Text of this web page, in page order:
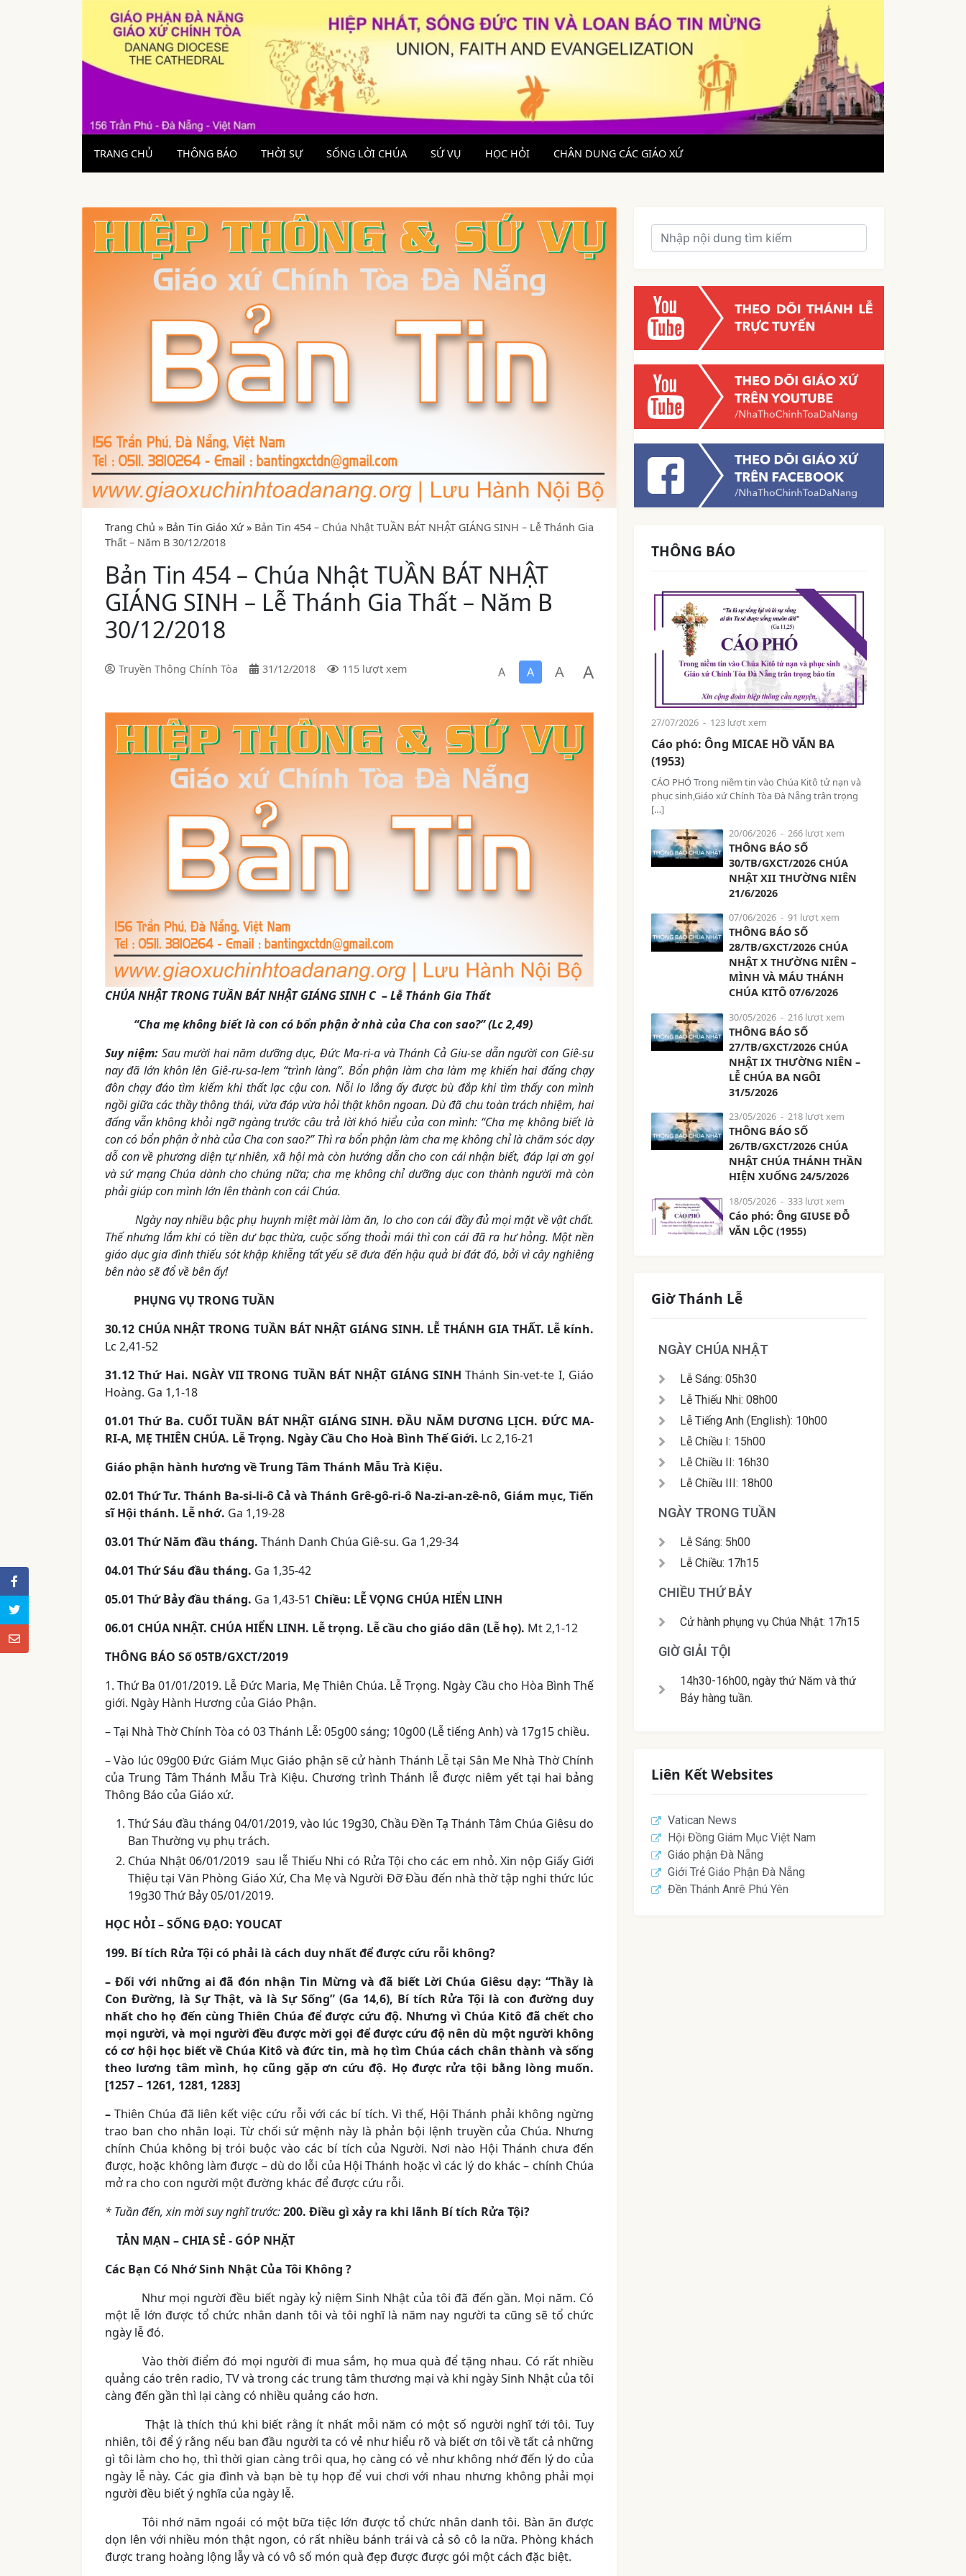
TRANG CHỦ THÔNG BÁO THỜI SỰ SỐNG LỜI CHÚA SỨ VỤ HỌC HỎI CHÂN DUNG CÁC GIÁO XỨ
Trang Chủ » Bản Tin Giáo Xứ » Bản Tin 454 – Chúa Nhật TUẦN BÁT NHẬT GIÁNG SINH – Lễ Thánh Gia
Thất – Năm B 30/12/2018
Bản Tin 454 – Chúa Nhật TUẦN BÁT NHẬT
GIÁNG SINH – Lễ Thánh Gia Thất – Năm B
30/12/2018
Truyền Thông Chính Tòa 31/12/2018 115 lượt xem A A A A
CHÚA NHẬT TRONG TUẦN BÁT NHẬT GIÁNG SINH C – Lễ Thánh Gia Thất
“Cha mẹ không biết là con có bổn phận ở nhà của Cha con sao?” (Lc 2,49)
Suy niệm: Sau mười hai năm dưỡng dục, Đức Ma-ri-a và Thánh Cả Giu-se dẫn người con Giê-su
nay đã lớn khôn lên Giê-ru-sa-lem “trình làng”. Bổn phận làm cha làm mẹ khiến hai đấng chạy
đôn chạy đáo tìm kiếm khi thất lạc cậu con. Nỗi lo lắng ấy được bù đắp khi tìm thấy con mình
ngồi giữa các thầy thông thái, vừa đáp vừa hỏi thật khôn ngoan. Dù đã chu toàn trách nhiệm, hai
đấng vẫn không khỏi ngỡ ngàng trước câu trả lời khó hiểu của con mình: “Cha mẹ không biết là
con có bổn phận ở nhà của Cha con sao?” Thì ra bổn phận làm cha mẹ không chỉ là chăm sóc dạy
dỗ con về phương diện tự nhiên, xã hội mà còn hướng dẫn cho con cái nhận biết, đáp lại ơn gọi
và sứ mạng Chúa dành cho chúng nữa; cha mẹ không chỉ dưỡng dục con thành người mà còn
phải giúp con mình lớn lên thành con cái Chúa.
Ngày nay nhiều bậc phụ huynh miệt mài làm ăn, lo cho con cái đầy đủ mọi mặt về vật chất.
Thế nhưng lắm khi có tiền dư bạc thừa, cuộc sống thoải mái thì con cái đã ra hư hỏng. Một nền
giáo dục gia đình thiếu sót khập khiễng tất yếu sẽ đưa đến hậu quả bi đát đó, bởi vì cây nghiêng
bên nào sẽ đổ về bên ấy!
PHỤNG VỤ TRONG TUẦN
30.12 CHÚA NHẬT TRONG TUẦN BÁT NHẬT GIÁNG SINH. LỄ THÁNH GIA THẤT. Lễ kính.
Lc 2,41-52
31.12 Thứ Hai. NGÀY VII TRONG TUẦN BÁT NHẬT GIÁNG SINH Thánh Sin-vet-te I, Giáo
Hoàng. Ga 1,1-18
01.01 Thứ Ba. CUỐI TUẦN BÁT NHẬT GIÁNG SINH. ĐẦU NĂM DƯƠNG LỊCH. ĐỨC MA-
RI-A, MẸ THIÊN CHÚA. Lễ Trọng. Ngày Cầu Cho Hoà Bình Thế Giới. Lc 2,16-21
Giáo phận hành hương về Trung Tâm Thánh Mẫu Trà Kiệu.
02.01 Thứ Tư. Thánh Ba-si-li-ô Cả và Thánh Grê-gô-ri-ô Na-zi-an-zê-nô, Giám mục, Tiến
sĩ Hội thánh. Lễ nhớ. Ga 1,19-28
03.01 Thứ Năm đầu tháng. Thánh Danh Chúa Giê-su. Ga 1,29-34
04.01 Thứ Sáu đầu tháng. Ga 1,35-42
05.01 Thứ Bảy đầu tháng. Ga 1,43-51 Chiều: LỄ VỌNG CHÚA HIỂN LINH
06.01 CHÚA NHẬT. CHÚA HIỂN LINH. Lễ trọng. Lễ cầu cho giáo dân (Lễ họ). Mt 2,1-12
THÔNG BÁO Số 05TB/GXCT/2019
1. Thứ Ba 01/01/2019. Lễ Đức Maria, Mẹ Thiên Chúa. Lễ Trọng. Ngày Cầu cho Hòa Bình Thế
giới. Ngày Hành Hương của Giáo Phận.
– Tại Nhà Thờ Chính Tòa có 03 Thánh Lễ: 05g00 sáng; 10g00 (Lễ tiếng Anh) và 17g15 chiều.
– Vào lúc 09g00 Đức Giám Mục Giáo phận sẽ cử hành Thánh Lễ tại Sân Me Nhà Thờ Chính
của Trung Tâm Thánh Mẫu Trà Kiệu. Chương trình Thánh lễ được niêm yết tại hai bảng
Thông Báo của Giáo xứ.
Thứ Sáu đầu tháng 04/01/2019, vào lúc 19g30, Chầu Đền Tạ Thánh Tâm Chúa Giêsu do
Ban Thường vụ phụ trách.
Chúa Nhật 06/01/2019 sau lễ Thiếu Nhi có Rửa Tội cho các em nhỏ. Xin nộp Giấy Giới
Thiệu tại Văn Phòng Giáo Xứ, Cha Mẹ và Người Đỡ Đầu đến nhà thờ tập nghi thức lúc
19g30 Thứ Bảy 05/01/2019.
HỌC HỎI – SỐNG ĐẠO: YOUCAT
199. Bí tích Rửa Tội có phải là cách duy nhất để được cứu rỗi không?
– Đối với những ai đã đón nhận Tin Mừng và đã biết Lời Chúa Giêsu dạy: “Thầy là
Con Đường, là Sự Thật, và là Sự Sống” (Ga 14,6), Bí tích Rửa Tội là con đường duy
nhất cho họ đến cùng Thiên Chúa để được cứu độ. Nhưng vì Chúa Kitô đã chết cho
mọi người, và mọi người đều được mời gọi để được cứu độ nên dù một người không
có cơ hội học biết về Chúa Kitô và đức tin, mà họ tìm Chúa cách chân thành và sống
theo lương tâm mình, họ cũng gặp ơn cứu độ. Họ được rửa tội bằng lòng muốn.
[1257 – 1261, 1281, 1283]
– Thiên Chúa đã liên kết việc cứu rỗi với các bí tích. Vì thế, Hội Thánh phải không ngừng
trao ban cho nhân loại. Từ chối sứ mệnh này là phản bội lệnh truyền của Chúa. Nhưng
chính Chúa không bị trói buộc vào các bí tích của Người. Nơi nào Hội Thánh chưa đến
được, hoặc không làm được – dù do lỗi của Hội Thánh hoặc vì các lý do khác – chính Chúa
mở ra cho con người một đường khác để được cứu rỗi.
* Tuần đến, xin mời suy nghĩ trước:200. Điều gì xảy ra khi lãnh Bí tích Rửa Tội?
TẢN MẠN – CHIA SẺ ­- GÓP NHẶT
Các Bạn Có Nhớ Sinh Nhật Của Tôi Không ?
Như mọi người đều biết ngày kỷ niệm Sinh Nhật của tôi đã đến gần. Mọi năm. Có
một lễ lớn được tổ chức nhân danh tôi và tôi nghĩ là năm nay người ta cũng sẽ tổ chức
ngày lễ đó.
Vào thời điểm đó mọi người đi mua sắm, họ mua quà để tặng nhau. Có rất nhiều
quảng cáo trên radio, TV và trong các trung tâm thương mại và khi ngày Sinh Nhật của tôi
càng đến gần thì lại càng có nhiều quảng cáo hơn.
Thật là thích thú khi biết rằng ít nhất mỗi năm có một số người nghĩ tới tôi. Tuy
nhiên, tôi để ý rằng nếu ban đầu người ta có vẻ như hiểu rõ và biết ơn tôi về tất cả những
gì tôi làm cho họ, thì thời gian càng trôi qua, họ càng có vẻ như không nhớ đến lý do của
ngày lễ này. Các gia đình và bạn bè tụ họp để vui chơi với nhau nhưng không phải mọi
người đều biết ý nghĩa của ngày lễ.
Tôi nhớ năm ngoái có một bữa tiệc lớn được tổ chức nhân danh tôi. Bàn ăn được
dọn lên với nhiều món thật ngon, có rất nhiều bánh trái và cả sô cô la nữa. Phòng khách
được trang hoàng lộng lẫy và có vô số món quà đẹp được được gói một cách đặc biệt.
THÔNG BÁO
27/07/2026 - 123 lượt xem
Cáo phó: Ông MICAE HỒ VĂN BA
(1953)
CÁO PHÓ Trong niềm tin vào Chúa Kitô tử nạn và
phục sinh,Giáo xứ Chính Tòa Đà Nẵng trân trọng
[…]
20/06/2026- 266 lượt xem
THÔNG BÁO SỐ
30/TB/GXCT/2026 CHÚA
NHẬT XII THƯỜNG NIÊN
21/6/2026
07/06/2026- 91 lượt xem
THÔNG BÁO SỐ
28/TB/GXCT/2026 CHÚA
NHẬT X THƯỜNG NIÊN –
MÌNH VÀ MÁU THÁNH
CHÚA KITÔ 07/6/2026
30/05/2026- 216 lượt xem
THÔNG BÁO SỐ
27/TB/GXCT/2026 CHÚA
NHẬT IX THƯỜNG NIÊN –
LỄ CHÚA BA NGÔI
31/5/2026
23/05/2026- 218 lượt xem
THÔNG BÁO SỐ
26/TB/GXCT/2026 CHÚA
NHẬT CHÚA THÁNH THẦN
HIỆN XUỐNG 24/5/2026
18/05/2026- 333 lượt xem
Cáo phó: Ông GIUSE ĐỖ
VĂN LỘC (1955)
Giờ Thánh Lễ
NGÀY CHÚA NHẬT
Lễ Sáng: 05h30
Lễ Thiếu Nhi: 08h00
Lễ Tiếng Anh (English): 10h00
Lễ Chiều I: 15h00
Lễ Chiều II: 16h30
Lễ Chiều III: 18h00
NGÀY TRONG TUẦN
Lễ Sáng: 5h00
Lễ Chiều: 17h15
CHIỀU THỨ BẢY
Cử hành phụng vụ Chúa Nhật: 17h15
GIỜ GIẢI TỘI
14h30-16h00, ngày thứ Năm và thứ
Bảy hàng tuần.
Liên Kết Websites
Vatican News
Hội Đồng Giám Mục Việt Nam
Giáo phận Đà Nẵng
Giới Trẻ Giáo Phận Đà Nẵng
Đền Thánh Anrê Phú Yên